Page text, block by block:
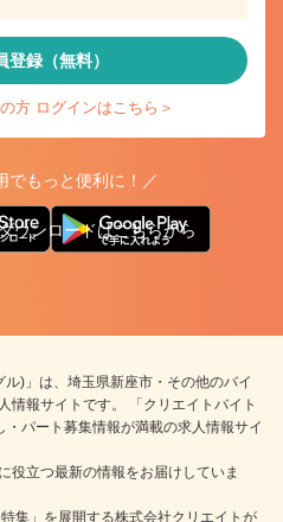
登録（無料）
方 ログインはこちら＞
でもっと便利に！／
ウンロードはこちらから
ル)」は、埼玉県新座市・その他のバイ
情報サイトです。 「クリエイトバイト
パート募集情報が満載の求人情報サイ
役立つ最新の情報をお届けしていま
集」を展開する株式会社クリエイトが